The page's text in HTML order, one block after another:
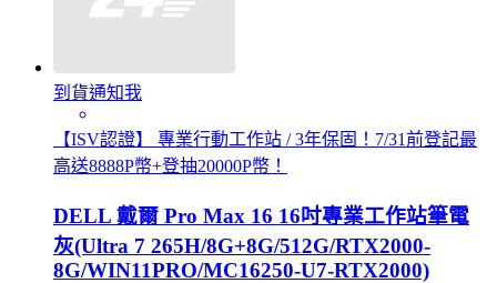
到貨通知我
【ISV認證】 專業行動工作站 / 3年保固！7/31前登記最
高送8888P幣+登抽20000P幣！
DELL 戴爾 Pro Max 16 16吋專業工作站筆電
灰(Ultra 7 265H/8G+8G/512G/RTX2000-
8G/WIN11PRO/MC16250-U7-RTX2000)